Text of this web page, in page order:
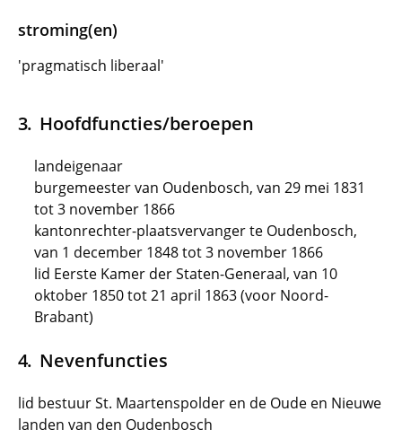
stroming(en)
'pragmatisch liberaal'
Hoofdfuncties/beroepen
landeigenaar
burgemeester van Oudenbosch, van 29 mei 1831
tot 3 november 1866
kantonrechter-plaatsvervanger te Oudenbosch,
van 1 december 1848 tot 3 november 1866
lid Eerste Kamer der Staten-Generaal, van 10
oktober 1850 tot 21 april 1863 (voor Noord-
Brabant)
Nevenfuncties
lid bestuur St. Maartenspolder en de Oude en Nieuwe
landen van den Oudenbosch